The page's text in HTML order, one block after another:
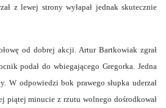
z lewej strony wyłapał jednak skutecznie
od dobrej akcji. Artur Bartkowiak zgrał
podał do wbiegającego Gregorka. Jedna
W odpowiedzi bok prawego słupka uderzał
piątej minucie z rzutu wolnego dośrodkował